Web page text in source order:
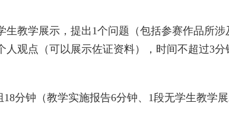
生教学展示，提出1个问题（包括参赛作品所
观点（可以展示佐证资料），时间不超过3分
分钟（教学实施报告6分钟、1段无学生教学